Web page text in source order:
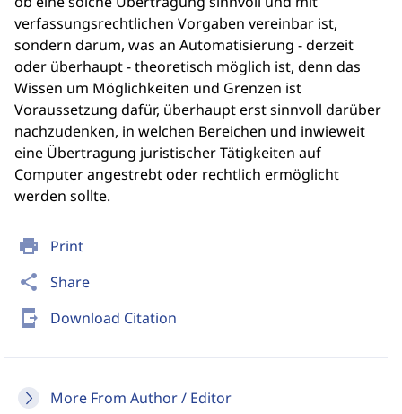
print Print
share Share
send_to_mobile Download Citation
More From Author / Editor
verfassungsrechtlichen Vorgaben vereinbar ist,
sondern darum, was an Automatisierung - derzeit
oder überhaupt - theoretisch möglich ist, denn das
Wissen um Möglichkeiten und Grenzen ist
Voraussetzung dafür, überhaupt erst sinnvoll darüber
nachzudenken, in welchen Bereichen und inwieweit
eine Übertragung juristischer Tätigkeiten auf
Computer angestrebt oder rechtlich ermöglicht
werden sollte.